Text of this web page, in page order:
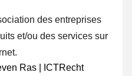
des entreprises
et/ou des services sur